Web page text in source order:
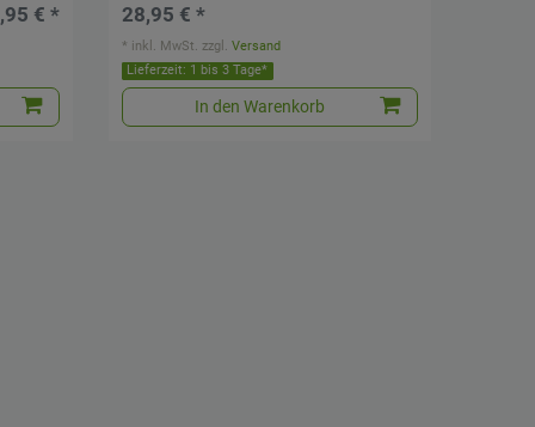
€ *
28,95 € *
Lieferzeit: 1 bis 3 Tage*
In den Warenkorb
* inkl. MwSt. zzgl.Versand